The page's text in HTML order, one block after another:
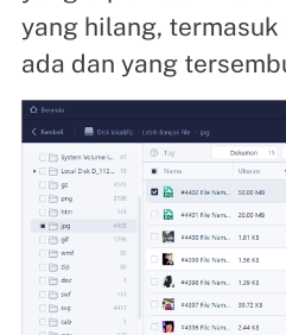
yang hilang, termasuk
ada dan yang